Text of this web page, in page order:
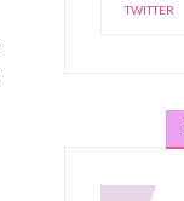
TWITTER